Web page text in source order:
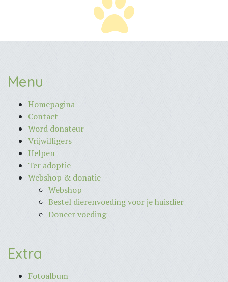
Menu
Homepagina
Contact
Word donateur
Vrijwilligers
Helpen
Ter adoptie
Webshop & donatie
Webshop
Bestel dierenvoeding voor je huisdier
Doneer voeding
Extra
Fotoalbum